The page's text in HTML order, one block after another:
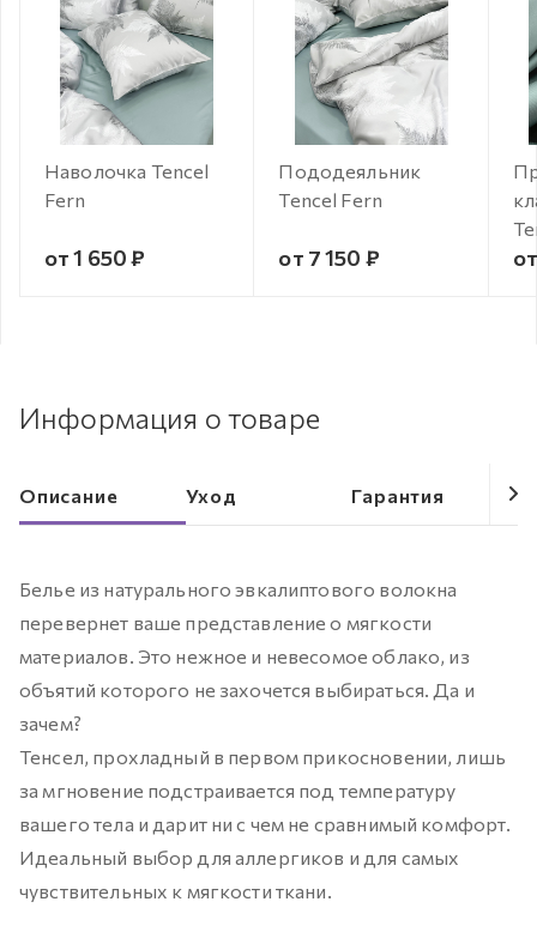
Наволочка Tencel
Fern
от 1 650 ₽
Пододеяльник
Tencel Fern
от 7 150 ₽
Информация о товаре
Описание Уход Гарантия
Белье из натурального эвкалиптового волокна
перевернет ваше представление о мягкости
материалов. Это нежное и невесомое облако, из
объятий которого не захочется выбираться. Да и
зачем?
Тенсел, прохладный в первом прикосновении, лишь
за мгновение подстраивается под температуру
вашего тела и дарит ни с чем не сравнимый комфорт.
Идеальный выбор для аллергиков и для самых
чувствительных к мягкости ткани.